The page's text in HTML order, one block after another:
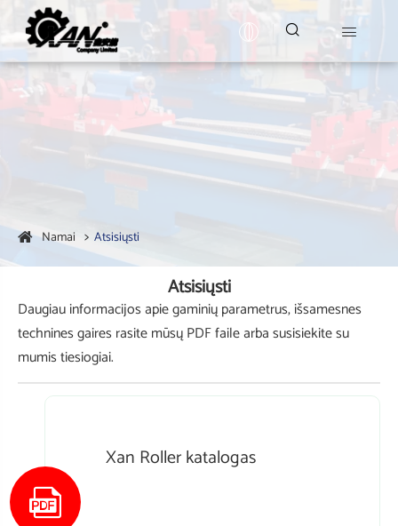
 
Namai Atsisiųsti
Atsisiųsti
Daugiau informacijos apie gaminių parametrus, išsamesnes
technines gaires rasite mūsų PDF faile arba susisiekite su
mumis tiesiogiai.

Xan Roller katalogas